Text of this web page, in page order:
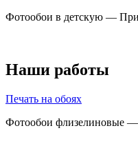
Фотообои в детскую —
Наши работы
Печать на обоях
Фотообои флизелиновые —